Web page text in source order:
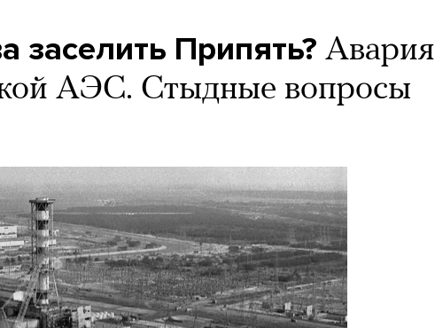
заселить Припять? Авария
АЭС. Стыдные вопросы